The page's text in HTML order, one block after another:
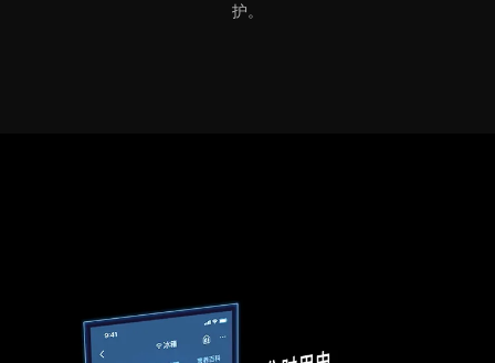
护。